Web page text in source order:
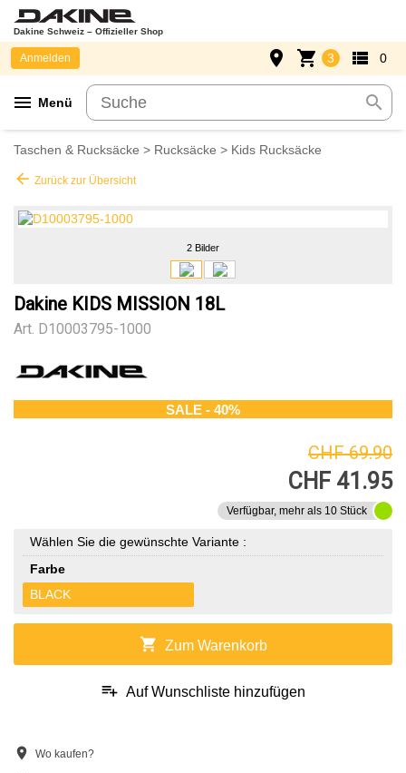
Dakine Schweiz – Offizieller Shop
menu Menü search
Anmelden place shopping_cart 3 view_list 0
Taschen & Rucksäcke > Rucksäcke > Kids Rucksäcke
arrow_back Zurück zur Übersicht
2 Bilder
Dakine KIDS MISSION 18L
Art. D10003795-1000
SALE - 40%
CHF 69.90
CHF 41.95
Verfügbar, mehr als 10 Stück
Wählen Sie die gewünschte Variante :
Farbe
BLACK
shopping_cart Zum Warenkorb
playlist_add Auf Wunschliste hinzufügen
location_on Wo kaufen?